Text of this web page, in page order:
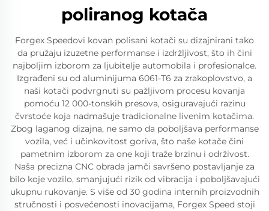
poliranog kotača
Forgex Speedovi kovan polisani kotači su dizajnirani tako
da pružaju izuzetne performanse i izdržljivost, što ih čini
najboljim izborom za ljubitelje automobila i profesionalce.
Izgrađeni su od aluminijuma 6061-T6 za zrakoplovstvo, a
naši kotači podvrgnuti su pažljivom procesu kovanja
pomoću 12 000-tonskih presova, osiguravajući razinu
čvrstoće koja nadmašuje tradicionalne livenim kotačima.
Zbog laganog dizajna, ne samo da poboljšava performanse
vozila, već i učinkovitost goriva, što naše kotače čini
pametnim izborom za one koji traže brzinu i održivost.
Naša precizna CNC obrada jamči savršeno postavljanje za
bilo koje vozilo, smanjujući rizik od vibracija i poboljšavajući
ukupnu rukovanje. S više od 30 godina internih proizvodnih
stručnosti i posvećenosti inovacijama, Forgex Speed stoji